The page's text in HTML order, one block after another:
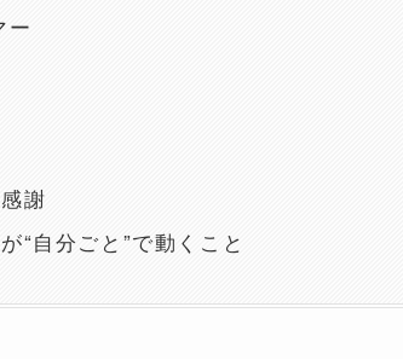
ー
謝
“自分ごと”で動くこと